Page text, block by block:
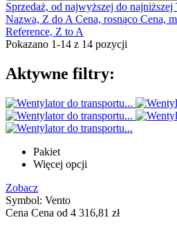
Sprzedaż, od najwyższej do najniższej
Nazwa, Z do A Cena, rosnąco Cena,
Reference, Z to A
Pokazano 1-14 z 14 pozycji
Aktywne filtry:
Pakiet
Więcej opcji
Zobacz
Symbol: Vento
Cena Cena od 4 316,81 zł